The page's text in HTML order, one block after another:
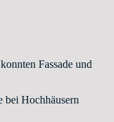
Fassade und
bei Hochhäusern